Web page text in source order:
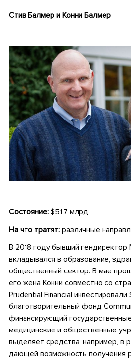
Стив Балмер и Конни Балмер
Состояние: $51,7 млрд
На что тратят:различные
В 2018 году бывший гендиректор
вкладывался в образование,
общественный сектор. В мае
его жена Конни совместно со
Prudential Financial инвестировали
благотворительный фонд
финансирующий
медицинские и общественные
выделяет средства, например, в
дающей возможность получения